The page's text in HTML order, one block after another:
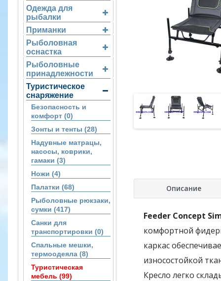
Одежда для
рыбалки
Приманки
Рыболовная
оснастка
Рыболовные
принадлежности
Туристическое
снаряжение
Безопасность и
комфорт (0)
Зонты и тенты (28)
Надувные матрацы,
насосы, коврики,
гамаки (3)
Ножи (4)
Палатки (68)
Рыболовные рюкзаки,
сумки (417)
Санки для
транспортировки (0)
Спальные мешки,
термоодеяла (8)
Туристическая
мебель (99)
Описание
Feeder Concept
комфортной
каркас
износостойкой
Кресло легко